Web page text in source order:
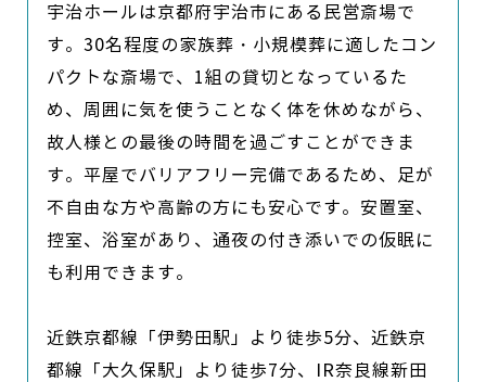
宇治ホールは京都府宇治市にある民営斎場で
す。30名程度の家族葬・小規模葬に適したコン
パクトな斎場で、1組の貸切となっているた
め、周囲に気を使うことなく体を休めながら、
故人様との最後の時間を過ごすことができま
す。平屋でバリアフリー完備であるため、足が
不自由な方や高齢の方にも安心です。安置室、
控室、浴室があり、通夜の付き添いでの仮眠に
も利用できます。
近鉄京都線「伊勢田駅」より徒歩5分、近鉄京
都線「大久保駅」より徒歩7分、IR奈良線新田